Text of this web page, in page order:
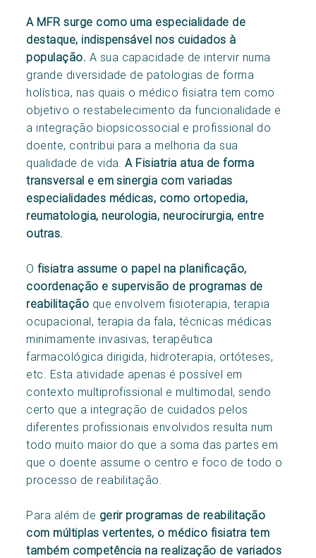
A MFR surge como uma especialidade de
destaque, indispensável nos cuidados à
população. A sua capacidade de intervir numa
grande diversidade de patologias de forma
holística, nas quais o médico fisiatra tem como
objetivo o restabelecimento da funcionalidade e
a integração biopsicossocial e profissional do
doente, contribui para a melhoria da sua
qualidade de vida. A Fisiatria atua de forma
transversal e em sinergia com variadas
especialidades médicas, como ortopedia,
reumatologia, neurologia, neurocirurgia, entre
outras.
Ofisiatra assume o papel na planificação,
coordenação e supervisão de programas de
reabilitação que envolvem fisioterapia, terapia
ocupacional, terapia da fala, técnicas médicas
minimamente invasivas, terapêutica
farmacológica dirigida, hidroterapia, ortóteses,
etc. Esta atividade apenas é possível em
contexto multiprofissional e multimodal, sendo
certo que a integração de cuidados pelos
diferentes profissionais envolvidos resulta num
todo muito maior do que a soma das partes em
que o doente assume o centro e foco de todo o
processo de reabilitação.
Para além de gerir programas de reabilitação
com múltiplas vertentes, o médico fisiatra tem
também competência na realização de variados